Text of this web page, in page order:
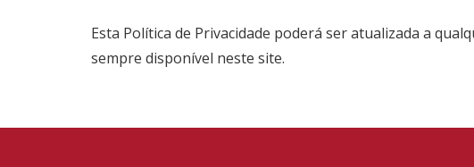
Esta Política de Privacidade poderá ser atualizada a
sempre disponível neste site.